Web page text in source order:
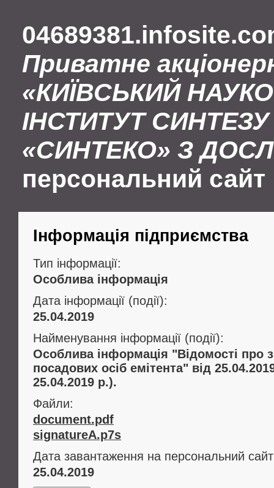
Приватне
«КИЇВСЬКИЙ
ІНСТИТУТ СИНТЕЗУ
«СИНТЕКО» З
персональний сайт
Інформація підприємства
Тип інформації:
Особлива інформація
Дата інформації (події):
25.04.2019
Найменування інформації (події):
Особлива інформація "Вiдомостi про
посадових осiб емiтента" від
25.04.2019 р.).
Файли:
document.pdf
signatureA.p7s
Дата завантаження на персональний
25.04.2019